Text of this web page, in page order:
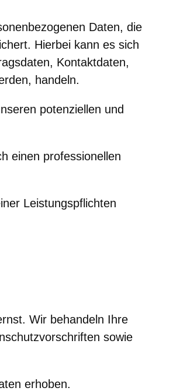
Daten, die
Hierbei kann es sich
Kontaktdaten,
handeln.
potenziellen und
einen professionellen
Leistungspflichten
Wir behandeln Ihre
sowie
erhoben.